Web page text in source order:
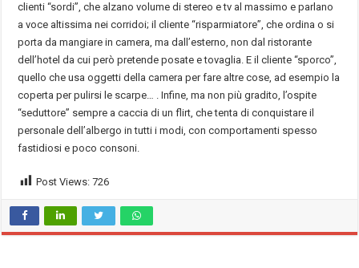
clienti “sordi”, che alzano volume di stereo e tv al massimo e parlano
a voce altissima nei corridoi; il cliente “risparmiatore”, che ordina o si
porta da mangiare in camera, ma dall’esterno, non dal ristorante
dell’hotel da cui però pretende posate e tovaglia. E il cliente “sporco”,
quello che usa oggetti della camera per fare altre cose, ad esempio la
coperta per pulirsi le scarpe… . Infine, ma non più gradito, l’ospite
“seduttore” sempre a caccia di un flirt, che tenta di conquistare il
personale dell’albergo in tutti i modi, con comportamenti spesso
fastidiosi e poco consoni.
Post Views: 726